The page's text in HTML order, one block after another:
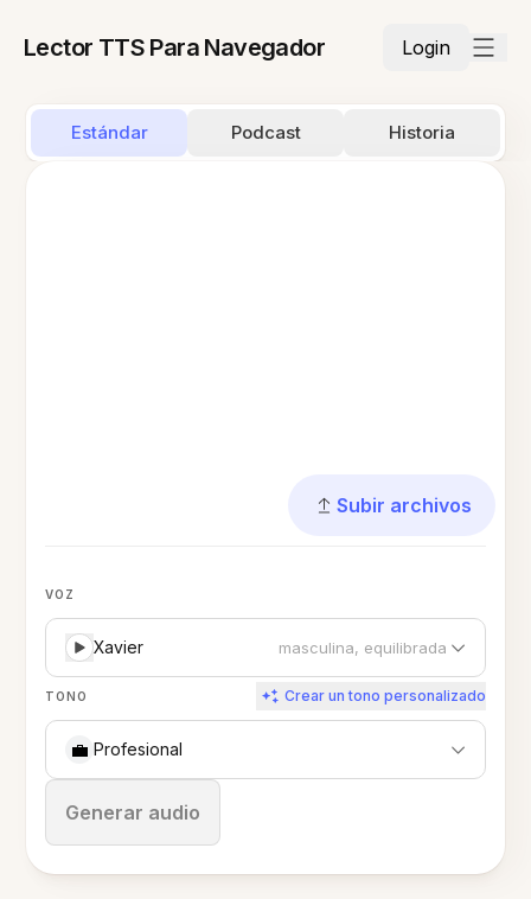
Lector TTS Para Navegador Login
Estándar Podcast Historia
Subir archivos
VOZ
Xavier masculina, equilibrada
TONO Crear un tono personalizado
💼 Profesional
Generar audio
Detener